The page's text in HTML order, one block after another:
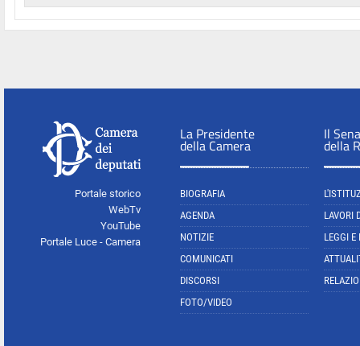
Portale storico
WebTv
YouTube
Portale Luce - Camera
La Presidente
della Camera
BIOGRAFIA
AGENDA
NOTIZIE
COMUNICATI
DISCORSI
FOTO/VIDEO
Il
della
LAVORI
LEGGI E